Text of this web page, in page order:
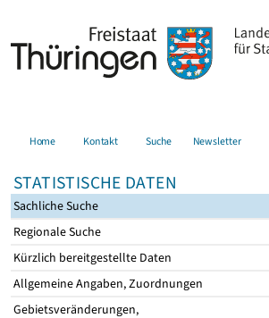
Home Kontakt Suche Newsletter
STATISTISCHE DATEN
Sachliche Suche
Regionale Suche
Kürzlich bereitgestellte Daten
Allgemeine Angaben, Zuordnungen
Gebietsveränderungen,